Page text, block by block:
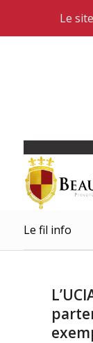
Le fil info
Le